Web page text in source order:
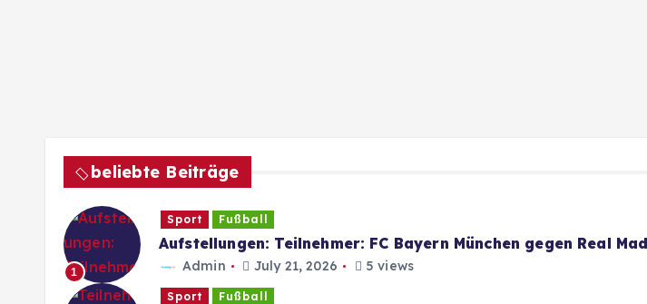
beliebte Beiträge
1
Sport Fußball
Aufstellungen: Teilnehmer: FC Bayern München gegen Real
Admin July 21, 2026 5 views
Sport Fußball